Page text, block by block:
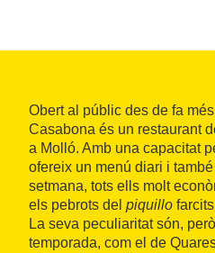
Obert al públic des de fa més
Casabona és un restaurant
a Molló. Amb una capacitat
ofereix un menú diari i
setmana, tots ells molt
els pebrots del piquillo
La seva peculiaritat són,
temporada, com el de